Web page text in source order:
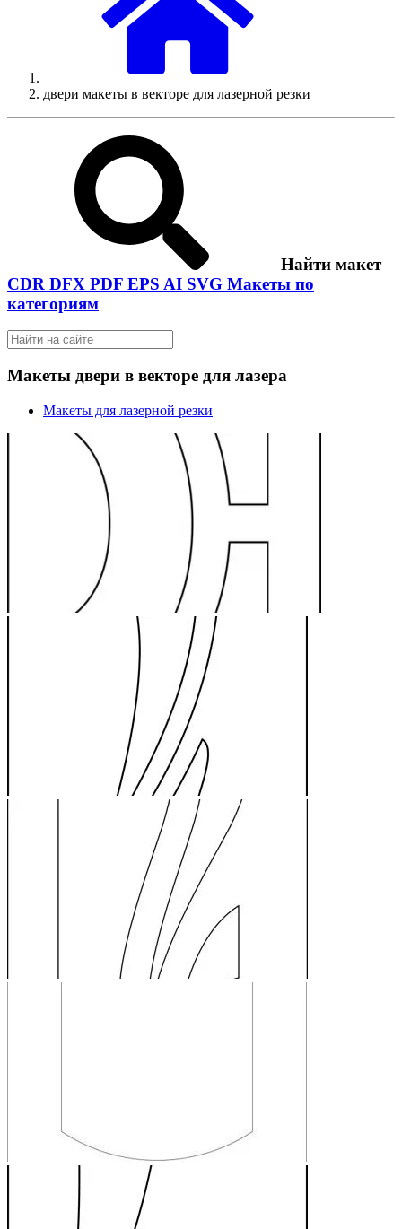
двери макеты в векторе для лазерной резки
Найти макет
CDR DFX PDF EPS AI SVG Макеты по
категориям
Макеты двери в векторе для лазера
Макеты для лазерной резки